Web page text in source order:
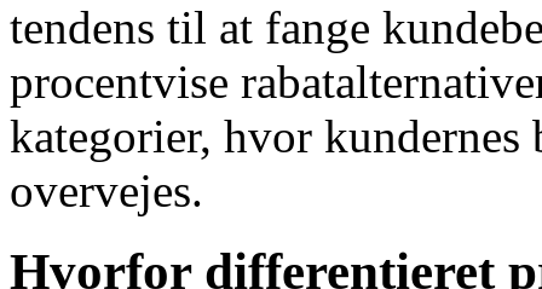
tendens til at fange
procentvise
kategorier, hvor
overvejes.
Hvorfor differentieret